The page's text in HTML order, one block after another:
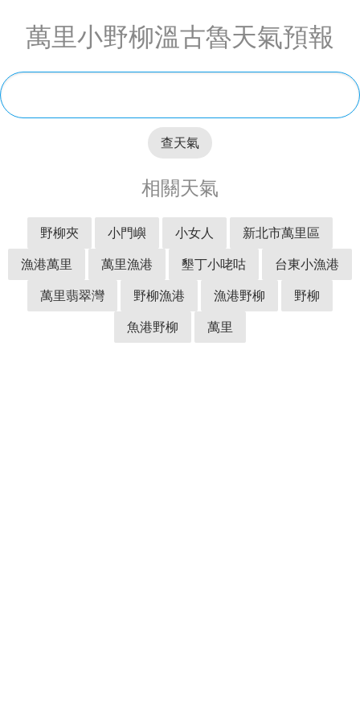
萬里小野柳溫古魯天氣預報
查天氣
相關天氣
野柳夾 小門嶼 小女人
新北市萬里區
漁港萬里
萬里漁港 墾丁小咾咕
台東小漁港
萬里翡翠灣
野柳漁港 漁港野柳
野柳
魚港野柳
萬里